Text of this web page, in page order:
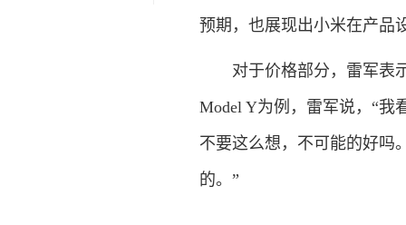
预期，也展现出小米在产品
对于价格部分，雷军表示
Model Y为例，雷军说，“我
不要这么想，不可能的好吗
的。”